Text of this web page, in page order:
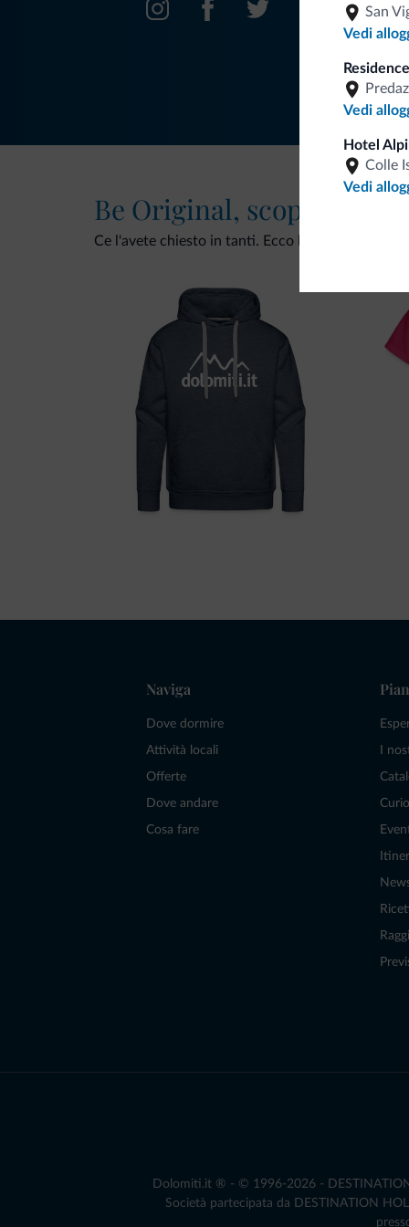
San
Vedi
Vedi
Hotel
Colle
Vedi
Be Original, scopri la
Ce l'avete chiesto in tanti. Ecco la nuova
Naviga
Dove dormire
Attività locali
Offerte
Dove andare
Cosa fare
I
Dolomiti.it ® - © 1996-2026 - DESTINATION
Società partecipata da DESTINATION